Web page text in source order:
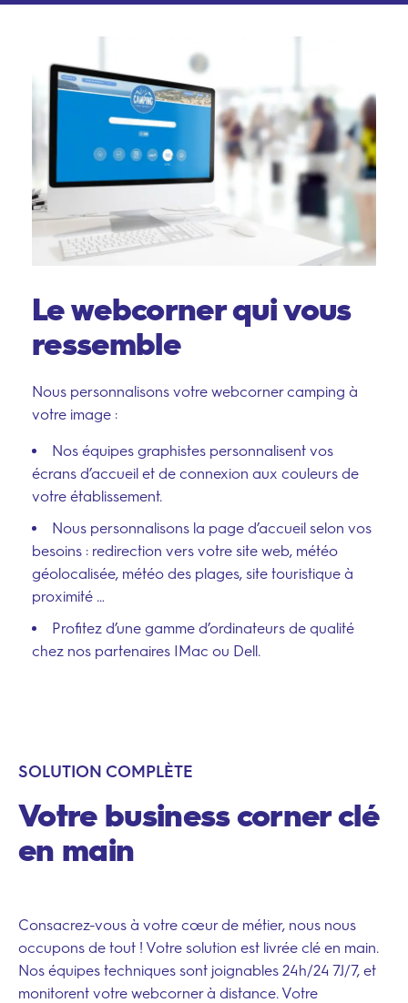
Le webcorner qui vous
ressemble
Nous personnalisons votre webcorner camping à
votre image :
Nos équipes graphistes personnalisent vos
écrans d’accueil et de connexion aux couleurs de
votre établissement.
Nous personnalisons la page d’accueil selon vos
besoins : redirection vers votre site web, météo
géolocalisée, météo des plages, site touristique à
proximité …
Profitez d’une gamme d’ordinateurs de qualité
chez nos partenaires IMac ou Dell.
SOLUTION COMPLÈTE
Votre business corner clé
en main
Consacrez-vous à votre cœur de métier, nous nous
occupons de tout ! Votre solution est livrée clé en main.
Nos équipes techniques sont joignables 24h/24 7J/7, et
monitorent votre webcorner à distance. Votre